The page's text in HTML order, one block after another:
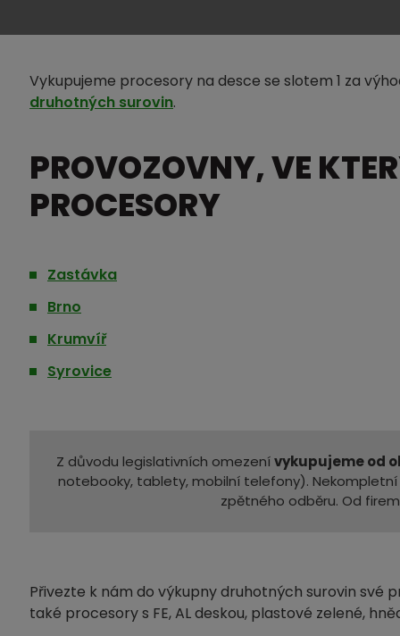
Vykupujeme procesory na desce se slotem 1 za
druhotných surovin.
PROVOZOVNY, VE
PROCESORY
Zastávka
Brno
Krumvíř
Syrovice
Z důvodu legislativních omezenívykupujeme od
notebooky, tablety, mobilní telefony).
zpětného odběru. Od
Přivezte k nám do výkupny druhotných surovin své
také procesory s FE, AL deskou, plastové zelené,